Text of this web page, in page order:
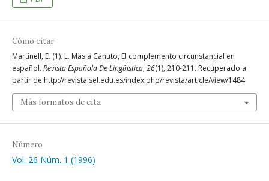
Cómo citar
Martinell, E. (1). L. Masiá Canuto, El complemento circunstancial en
español. Revista Española De Lingüística, 26(1), 210-211. Recuperado a
partir de http://revista.sel.edu.es/index.php/revista/article/view/1484
Más formatos de cita
Número
Vol. 26 Núm. 1 (1996)